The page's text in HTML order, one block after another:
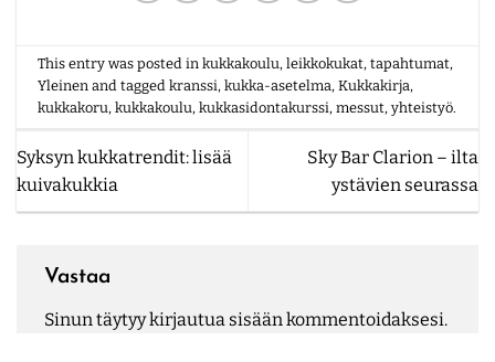
This entry was posted inkukkakoulu,leikkokukat,tapahtumat,
Yleinen and taggedkranssi,kukka-asetelma,Kukkakirja,
kukkakoru,kukkakoulu,kukkasidontakurssi,messut,yhteistyö.
Syksyn kukkatrendit: lisää
kuivakukkia
Sky Bar Clarion – ilta
ystävien seurassa
Vastaa
Sinun täytyykirjautua sisään kommentoidaksesi.